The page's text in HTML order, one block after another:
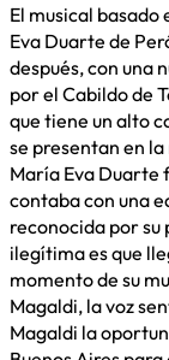
El musical
Eva Duarte de
después, con una
por el Cabildo de
que tiene un alto
se presentan en
María Eva Duarte
contaba con una
reconocida por
ilegítima es que
momento de su
Magaldi, la voz
Magaldi la